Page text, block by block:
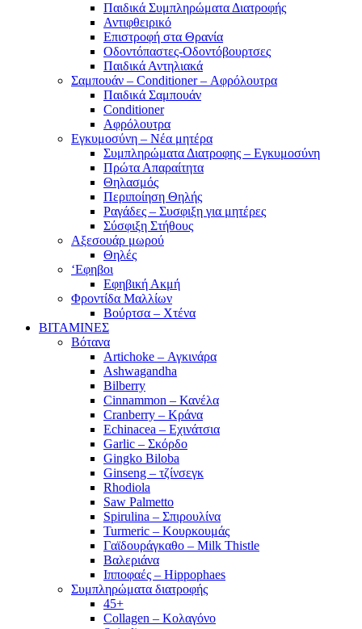
Παιδικά Συμπληρώματα Διατροφής
Αντιφθειρικό
Επιστροφή στα Θρανία
Οδοντόπαστες-Οδοντόβουρτσες
Παιδικά Αντηλιακά
Σαμπουάν – Conditioner – Αφρόλουτρα
Παιδικά Σαμπουάν
Conditioner
Αφρόλουτρα
Εγκυμοσύνη – Νέα μητέρα
Συμπληρώματα Διατροφης – Εγκυμοσύνη
Πρώτα Απαραίτητα
Θηλασμός
Περιποίηση Θηλής
Ραγάδες – Συσφιξη για μητέρες
Σύσφιξη Στήθους
Αξεσουάρ μωρού
Θηλές
‘Εφηβοι
Εφηβική Ακμή
Φροντίδα Μαλλίων
Βούρτσα – Χτένα
ΒΙΤΑΜΙΝΕΣ
Βότανα
Artichoke – Αγκινάρα
Ashwagandha
Bilberry
Cinnammon – Κανέλα
Cranberry – Κράνα
Echinacea – Εχινάτσια
Garlic – Σκόρδο
Gingko Biloba
Ginseng – τζίνσεγκ
Rhodiola
Saw Palmetto
Spirulina – Σπιρουλίνα
Turmeric – Κουρκουμάς
Γαϊδουράγκαθο – Milk Thistle
Βαλεριάνα
Ιπποφαές – Hippophaes
Συμπληρώματα διατροφής
45+
Collagen – Κολαγόνο